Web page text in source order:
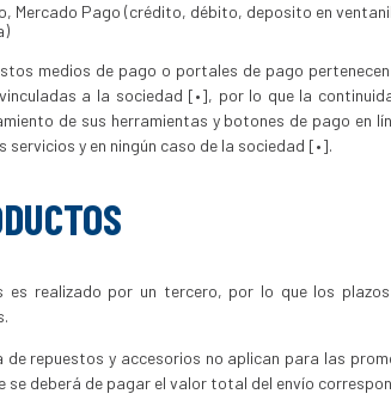
Pago (crédito, débito, deposito en
medios de pago o portales de pago
a la sociedad [•], por lo que la
de sus herramientas y botones de pago en
y en ningún caso de la sociedad [•].
es realizado por un tercero, por lo que los
repuestos y accesorios no aplican para las
se deberá de pagar el valor total del envío